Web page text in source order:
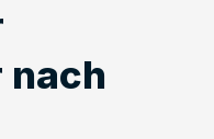
nach